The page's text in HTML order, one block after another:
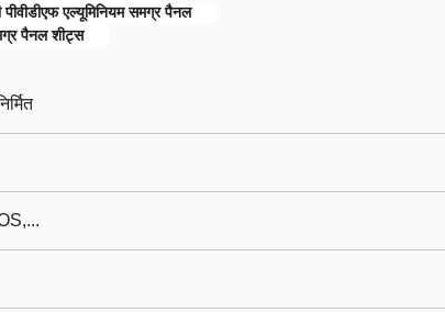
एल्यूमिनियम समग्र पैनल
पैनल शीट्स